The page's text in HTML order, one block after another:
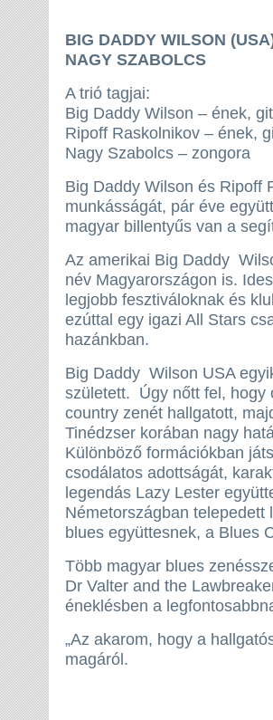
BIG DADDY WILSON
NAGY SZABOLCS
A trió tagjai:
Big Daddy Wilson – ének,
Ripoff Raskolnikov – ének,
Nagy Szabolcs – zongora
Big Daddy Wilson és Ripoff
munkásságát, pár éve
magyar billentyűs van a
Az amerikai Big Daddy
név Magyarországon is.
legjobb fesztiváloknak és
ezúttal egy igazi All Stars
hazánkban.
Big Daddy Wilson USA
született. Úgy nőtt fel, hogy
country zenét hallgatott,
Tinédzser korában nagy
Különböző formációkban
csodálatos adottságát,
legendás Lazy Lester
Németországban
blues együttesnek, a Blues
Több magyar blues
Dr Valter and the
éneklésben a
„Az akarom, hogy a
magáról.